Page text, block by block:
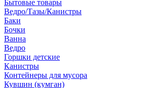
Бытовые товары
Ведро/Тазы/Канистры
Баки
Бочки
Ванна
Ведро
Горшки детские
Канистры
Контейнеры для мусора
Кувшин (кумган)